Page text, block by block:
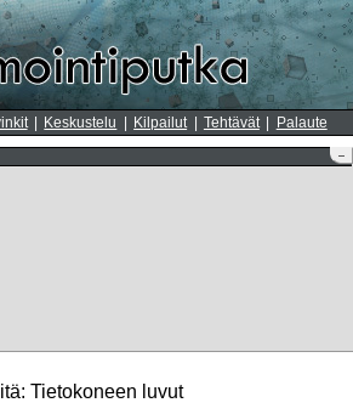
Keskustelu Kilpailut Tehtävät Palaute
–
Tietokoneen luvut